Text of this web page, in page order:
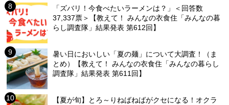
「ズバリ！今食べたいラーメンは？」＜回答数
37,337票＞【教えて！ みんなの衣食住「みんなの暮
らし調査隊」結果発表 第612回】
暑い日においしい「夏の麺」について大調査！（ま
とめ）【教えて！ みんなの衣食住「みんなの暮らし
調査隊」結果発表 第611回】
【夏が旬】とろ～りねばねばがクセになる！オクラ